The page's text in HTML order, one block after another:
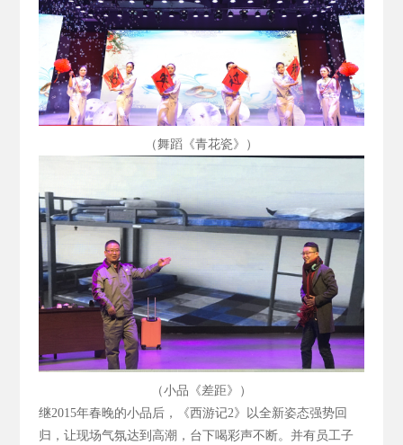
（舞蹈《青花瓷》）
（小品《差距》）
继2015年春晚的小品后，《西游记2》以全新姿态强势回
归，让现场气氛达到高潮，台下喝彩声不断。并有员工子